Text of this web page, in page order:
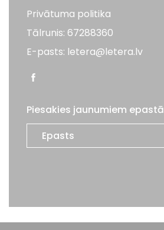
Privātuma politika
Tālrunis: 67288360
E-pasts: letera@letera.lv
Piesakies jaunumiem epastā